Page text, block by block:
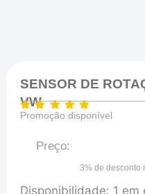
SENSOR DE
VW
Promoção disponível
Preço:
3% de desconto
Disponibilidade: 1 em
SENSOR